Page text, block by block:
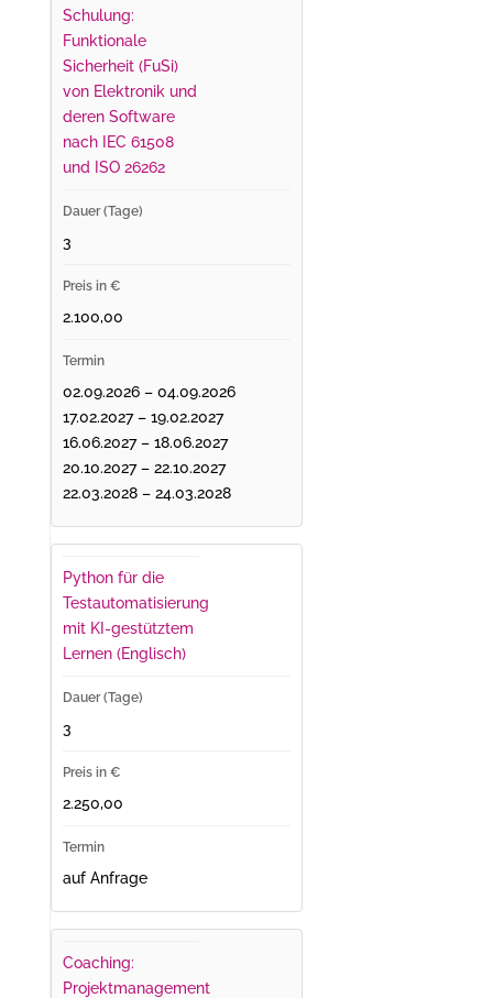
Schulung:
Funktionale
Sicherheit (FuSi)
von Elektronik und
deren Software
nach IEC 61508
und ISO 26262
3
2.100,00
02.09.2026 – 04.09.2026
17.02.2027 – 19.02.2027
16.06.2027 – 18.06.2027
20.10.2027 – 22.10.2027
22.03.2028 – 24.03.2028
Python für die
Testautomatisierung
mit KI-gestütztem
Lernen (Englisch)
3
2.250,00
auf Anfrage
Coaching:
Projektmanagement